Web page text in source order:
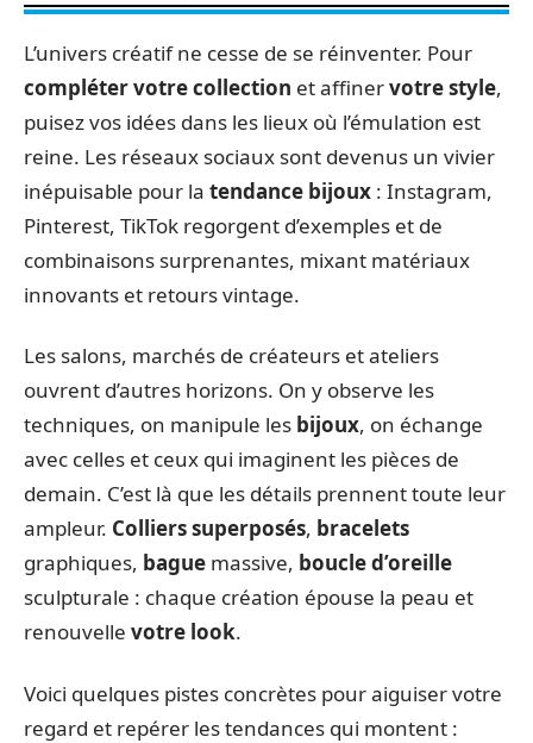
L’univers créatif ne cesse de se réinventer. Pour
compléter votre collection et affinervotre style,
puisez vos idées dans les lieux où l’émulation est
reine. Les réseaux sociaux sont devenus un vivier
inépuisable pour la tendance bijoux : Instagram,
Pinterest, TikTok regorgent d’exemples et de
combinaisons surprenantes, mixant matériaux
innovants et retours vintage.
Les salons, marchés de créateurs et ateliers
ouvrent d’autres horizons. On y observe les
techniques, on manipule les bijoux, on échange
avec celles et ceux qui imaginent les pièces de
demain. C’est là que les détails prennent toute leur
ampleur. Colliers superposés, bracelets
graphiques, bague massive, boucle d’oreille
sculpturale : chaque création épouse la peau et
renouvelle votre look.
Voici quelques pistes concrètes pour aiguiser votre
regard et repérer les tendances qui montent :